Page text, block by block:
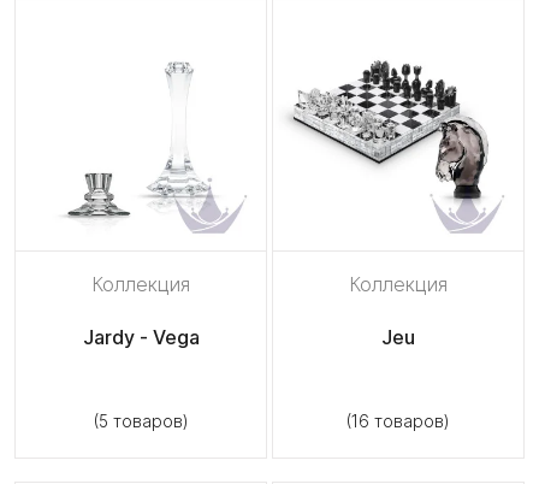
Коллекция
Jardy - Vega
(5 товаров)
Коллекция
Jeu
(16 товаров)